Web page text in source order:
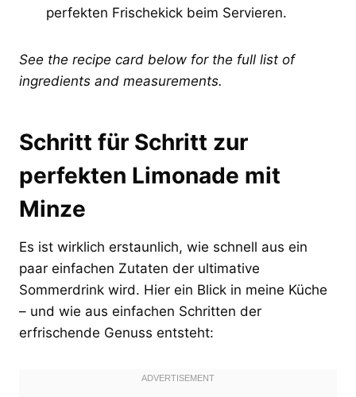
perfekten Frischekick beim Servieren.
See the recipe card below for the full list of
ingredients and measurements.
Schritt für Schritt zur
perfekten Limonade mit
Minze
Es ist wirklich erstaunlich, wie schnell aus ein
paar einfachen Zutaten der ultimative
Sommerdrink wird. Hier ein Blick in meine Küche
– und wie aus einfachen Schritten der
erfrischende Genuss entsteht: